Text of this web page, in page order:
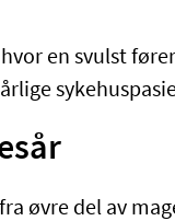
en svulst
øvre del av